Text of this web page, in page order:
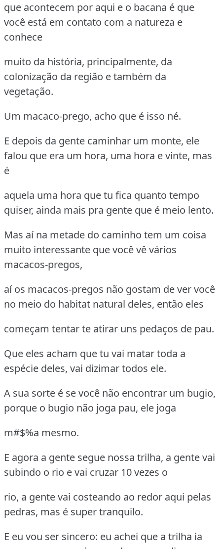
que acontecem por aqui e o bacana é que
você está em contato com a natureza e
conhece
muito da história, principalmente, da
colonização da região e também da
vegetação.
Um macaco-prego, acho que é isso né.
E depois da gente caminhar um monte, ele
falou que era um hora, uma hora e vinte, mas
é
aquela uma hora que tu fica quanto tempo
quiser, ainda mais pra gente que é meio lento.
Mas aí na metade do caminho tem um coisa
muito interessante que você vê vários
macacos-pregos,
aí os macacos-pregos não gostam de ver você
no meio do habitat natural deles, então eles
começam tentar te atirar uns pedaços de pau.
Que eles acham que tu vai matar toda a
espécie deles, vai dizimar todos ele.
A sua sorte é se você não encontrar um bugio,
porque o bugio não joga pau, ele joga
m#$%a mesmo.
E agora a gente segue nossa trilha, a gente vai
subindo o rio e vai cruzar 10 vezes o
rio, a gente vai costeando ao redor aqui pelas
pedras, mas é super tranquilo.
E eu vou ser sincero: eu achei que a trilha ia